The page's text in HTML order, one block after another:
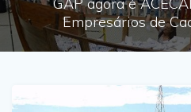
Empresários de